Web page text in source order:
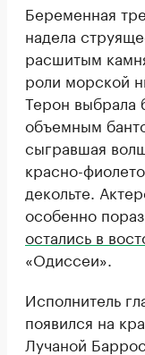
Беременная
надела
расшитым
роли морской
Терон выбрала
объемным
сыгравшая
красно-
декольте.
особенно
остались в
«Одиссеи».
Исполнитель
появился на
Лучаной